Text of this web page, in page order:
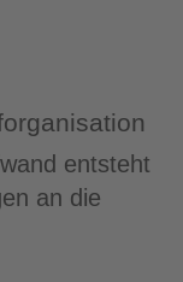
entsteht
an die